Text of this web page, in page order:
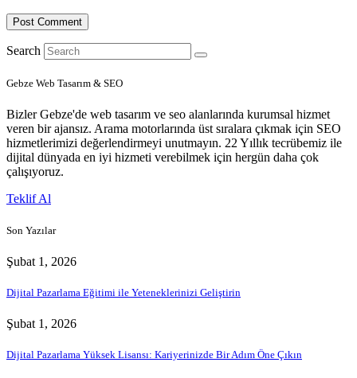
Search
Gebze Web Tasarım & SEO
Bizler Gebze'de web tasarım ve seo alanlarında kurumsal hizmet
veren bir ajansız. Arama motorlarında üst sıralara çıkmak için SEO
hizmetlerimizi değerlendirmeyi unutmayın. 22 Yıllık tecrübemiz ile
dijital dünyada en iyi hizmeti verebilmek için hergün daha çok
çalışıyoruz.
Teklif Al
Son Yazılar
Şubat 1, 2026
Dijital Pazarlama Eğitimi ile Yeteneklerinizi Geliştirin
Şubat 1, 2026
Dijital Pazarlama Yüksek Lisansı: Kariyerinizde Bir Adım Öne Çıkın